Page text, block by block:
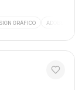
GRÁFICO ADOBE